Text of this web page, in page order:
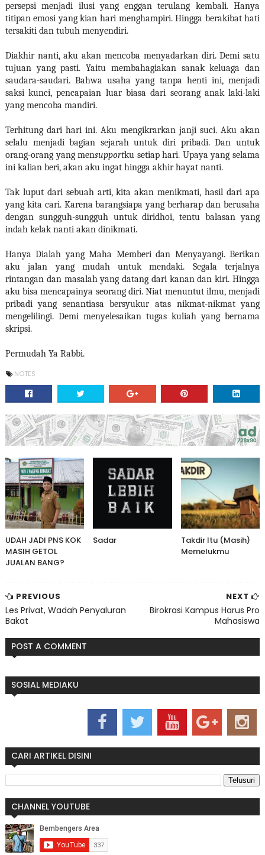
persepsi menjadi ilusi yang enggan terulang kembali. Hanya
titipan emosi yang kian hari menghampiri. Hingga berakibat hati
tersakiti dan tubuh menyendiri.
Diakhir nanti, aku akan mencoba menyadarkan diri. Demi satu
tujuan yang pasti. Yaitu membahagiakan sanak keluaga dan
saudara-saudari. Bahwa usaha yang tanpa henti ini, menjadi
saksi kunci, pencapaian luar biasa dari seorang anak laki-laki
yang mencoba mandiri.
Terhitung dari hari ini. Aku mengikrarkan janji suci. Aku akan
selalu menjadi bagian sejarah untuk diri pribadi. Dan untuk
orang-orang yang mensupportku setiap hari. Upaya yang selama
ini kalian beri, akan aku ingat hingga akhir hayat nanti.
Tak luput dari sebuah arti, kita akan menikmati, hasil dari apa
yang kita cari. Karena barangsiapa yang berharap dan berusaha
dengan sungguh-sungguh untuk diridhoi, tentu balasan yang
indah kelak nanti akan dinikmati.
Hanya Dialah yang Maha Memberi dan Menyayangi. Berikan
aku jalan yang mudah untuk mendaki. Segala terjalnya
rintangan dan masalah yang datang dari kanan dan kiri. Hingga
aku bisa mencapainya seorang diri. Niat menuntut ilmu, menjadi
pribadi yang senantiasa bersyukur atas nikmat-nikmat yang
mengelilingi. Demi menyelesaikan tugas kuliah yang bernama
skripsi.
Permudah Ya Rabbi.
NOTES
UDAH JADI PNS KOK
MASIH GETOL
JUALAN BANG?
Sadar
Takdir Itu (Masih)
Memelukmu
NEXT
Birokrasi Kampus Harus Pro
Mahasiswa
PREVIOUS
Les Privat, Wadah Penyaluran
Bakat
POST A COMMENT
SOSIAL MEDIAKU
CARI ARTIKEL DISINI
CHANNEL YOUTUBE